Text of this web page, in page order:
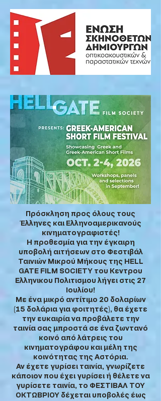
Πρόσκληση προς όλους τους
Έλληνες και Ελληνοαμερικανούς
κινηματογραφιστές!
Η προθεσμία για την έγκαιρη
υποβολή αιτήσεων στο Φεστιβάλ
Ταινιών Μικρού Μήκους της HELL
GATE FILM SOCIETY του Κεντρου
Ελληνικου Πολιτισμου λήγει στις 27
Ιουλίου!
Με ένα μικρό αντίτιμο 20 δολαρίων
(15 δολάρια για φοιτητές), θα έχετε
την ευκαιρία να προβάλετε την
ταινία σας μπροστά σε ένα ζωντανό
κοινό από λάτρεις του
κινηματογράφου και μέλη της
κοινότητας της Αστόρια.
Αν έχετε γυρίσει ταινία, γνωρίζετε
κάποιον που έχει γυρίσει ή θέλετε να
γυρίσετε ταινία, το ΦΕΣΤΙΒΑΛ ΤΟΥ
ΟΚΤΩΒΡΙΟΥ δέχεται υποβολές έως